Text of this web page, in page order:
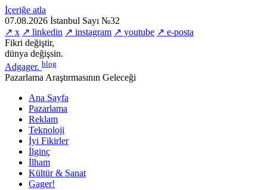
İçeriğe atla
07.08.2026 İstanbul Sayı №32
↗ x ↗ linkedin ↗ instagram ↗ youtube ↗ e-posta
Fikri değiştir,
dünya değişsin.
Adgager. blog
Pazarlama Araştırmasının Geleceği
Ana Sayfa
Pazarlama
Reklam
Teknoloji
İyi Fikirler
İlginç
İlham
Kültür & Sanat
Gager!